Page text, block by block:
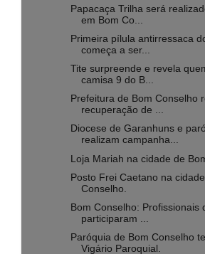
Papacaça Trilha será
em Bom Co...
Primeira pílula antirressaca
começa a ser...
Tite surpreende e revela
camisa 9 do B...
Prefeitura de Bom Conselho
recuperação de ...
Diocese de Garanhuns e
realizam campanha...
Loja Mariah na cidade de
Posto Frei Caetano na
Conselho.
Bom Conselho: Profissionais
participaram ...
Paróquia de Bom Conselho
Vigário Paroquial.